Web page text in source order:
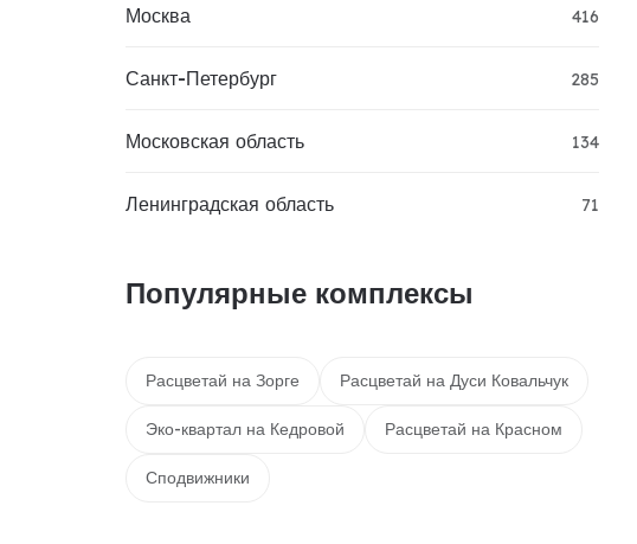
Москва 416
Санкт-Петербург 285
Московская область 134
Ленинградская область 71
Популярные комплексы
Расцветай на Зорге Расцветай на Дуси Ковальчук
Эко-квартал на Кедровой Расцветай на Красном
Сподвижники